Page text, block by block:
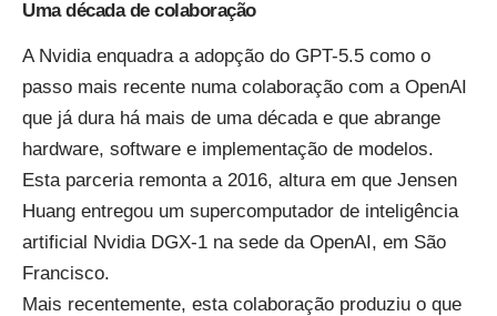
Uma década de colaboração
A Nvidia enquadra a adopção do GPT-5.5 como o
passo mais recente numa colaboração com a OpenAI
que já dura há mais de uma década e que abrange
hardware, software e implementação de modelos.
Esta parceria remonta a 2016, altura em que Jensen
Huang entregou um supercomputador de inteligência
artificial Nvidia DGX-1 na sede da OpenAI, em São
Francisco.
Mais recentemente, esta colaboração produziu o que